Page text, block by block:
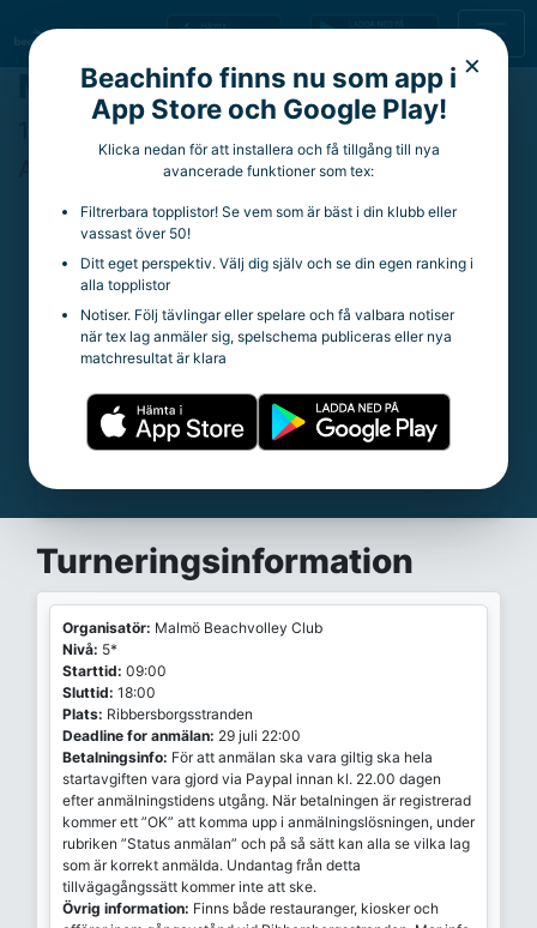
×
Beachinfo finns nu som app i
App Store och Google Play!
Klicka nedan för att installera och få tillgång till nya
avancerade funktioner som tex:
Filtrerbara topplistor! Se vem som är bäst i din klubb eller
vassast över 50!
Ditt eget perspektiv. Välj dig själv och se din egen ranking i
alla topplistor
Notiser. Följ tävlingar eller spelare och få valbara notiser
när tex lag anmäler sig, spelschema publiceras eller nya
matchresultat är klara
Malmö BC SBT 5*
10 augusti 2024 - 11 augusti 2024
Genvägar
Gruppspel
A-slutspel
Resultat
Gruppspel
A-slutspel
Resultat
Turneringsinformation
Organisatör: Malmö Beachvolley Club
Nivå: 5*
Starttid: 09:00
Sluttid: 18:00
Plats: Ribbersborgsstranden
Deadline for anmälan: 29 juli 22:00
Betalningsinfo: För att anmälan ska vara giltig ska hela
startavgiften vara gjord via Paypal innan kl. 22.00 dagen
efter anmälningstidens utgång. När betalningen är registrerad
kommer ett ”OK” att komma upp i anmälningslösningen, under
rubriken ”Status anmälan” och på så sätt kan alla se vilka lag
som är korrekt anmälda. Undantag från detta
tillvägagångssätt kommer inte att ske.
Övrig information: Finns både restauranger, kiosker och